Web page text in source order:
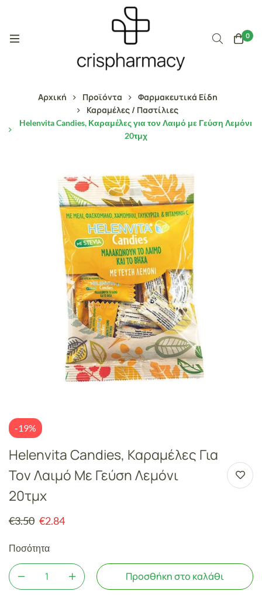
0
Αρχική Προϊόντα
Φαρμακευτικά Είδη
Καραμέλες / Παστίλιες
Helenvita Candies, Καραμέλες για τον Λαιμό με Γεύση Λεμόνι
20τμχ
-19%
Helenvita Candies, Καραμέλες Για
Τον Λαιμό Με Γεύση Λεμόνι
20τμχ
€3.50 €2.84
Ποσότητα
Προσθήκη στο καλάθι